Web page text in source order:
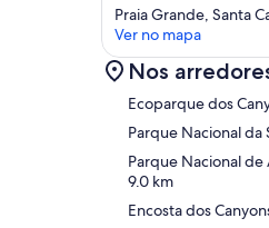
Praia Grande, Santa
Ver no mapa
Nos
Ecoparque dos
Parque Nacional da
Parque Nacional de
9.0 km
Encosta dos